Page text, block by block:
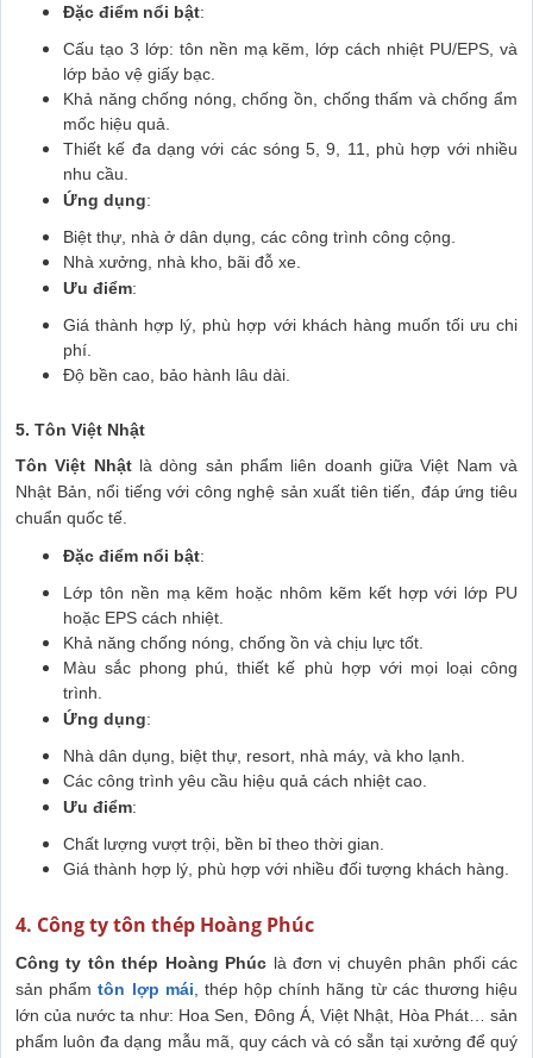
Đặc điểm nổi bật:
Cấu tạo 3 lớp: tôn nền mạ kẽm, lớp cách nhiệt PU/EPS, và
lớp bảo vệ giấy bạc.
Khả năng chống nóng, chống ồn, chống thấm và chống ẩm
mốc hiệu quả.
Thiết kế đa dạng với các sóng 5, 9, 11, phù hợp với nhiều
nhu cầu.
Ứng dụng:
Biệt thự, nhà ở dân dụng, các công trình công cộng.
Nhà xưởng, nhà kho, bãi đỗ xe.
Ưu điểm:
Giá thành hợp lý, phù hợp với khách hàng muốn tối ưu chi
phí.
Độ bền cao, bảo hành lâu dài.
5. Tôn Việt Nhật
Tôn Việt Nhậtlà dòng sản phẩm liên doanh giữa Việt Nam và
Nhật Bản, nổi tiếng với công nghệ sản xuất tiên tiến, đáp ứng tiêu
chuẩn quốc tế.
Đặc điểm nổi bật:
Lớp tôn nền mạ kẽm hoặc nhôm kẽm kết hợp với lớp PU
hoặc EPS cách nhiệt.
Khả năng chống nóng, chống ồn và chịu lực tốt.
Màu sắc phong phú, thiết kế phù hợp với mọi loại công
trình.
Ứng dụng:
Nhà dân dụng, biệt thự, resort, nhà máy, và kho lạnh.
Các công trình yêu cầu hiệu quả cách nhiệt cao.
Ưu điểm:
Chất lượng vượt trội, bền bỉ theo thời gian.
Giá thành hợp lý, phù hợp với nhiều đối tượng khách hàng.
4. Công ty tôn thép Hoàng Phúc
Công ty tôn thép Hoàng Phúc là đơn vị chuyên phân phối các
sản phẩm tôn lợp mái , thép hộp chính hãng từ các thương hiệu
lớn của nước ta như: Hoa Sen, Đông Á, Việt Nhật, Hòa Phát… sản
phẩm luôn đa dạng mẫu mã, quy cách và có sẵn tại xưởng để quý